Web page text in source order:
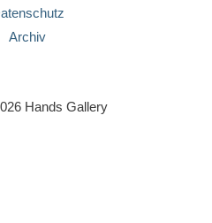
Archiv
Hands Gallery